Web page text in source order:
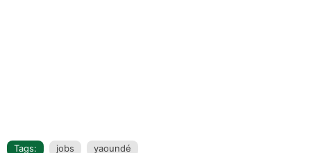
Tags: jobs yaoundé